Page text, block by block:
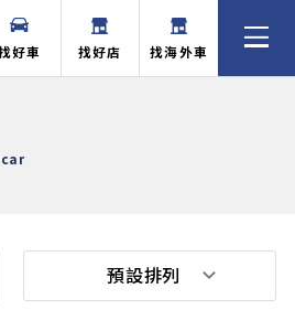
好車 找好店 找海外車
預設排列